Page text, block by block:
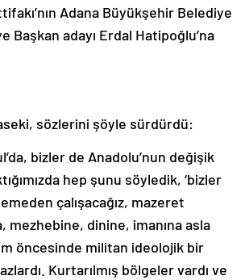
Adana Büyükşehir Belediye
Başkan adayı Erdal Hatipoğlu’na
sözlerini şöyle sürdürdü:
bizler de Anadolu’nun değişik
hep şunu söyledik, ‘bizler
çalışacağız, mazeret
mezhebine, dinine, imanına asla
öncesinde militan ideolojik bir
Kurtarılmış bölgeler vardı ve